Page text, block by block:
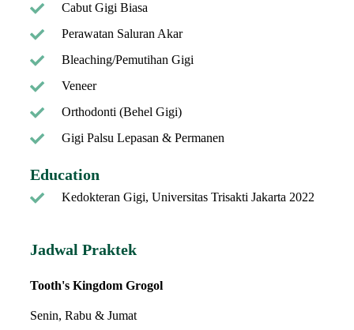
Cabut Gigi Biasa
Perawatan Saluran Akar
Bleaching/Pemutihan Gigi
Veneer
Orthodonti (Behel Gigi)
Gigi Palsu Lepasan & Permanen
Education
Kedokteran Gigi, Universitas Trisakti Jakarta 2022
Jadwal Praktek
Senin, Rabu & Jumat
Tooth's Kingdom Grogol